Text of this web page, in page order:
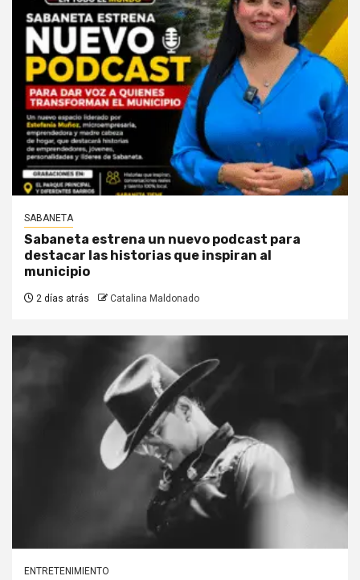
SABANETA
Sabaneta estrena un nuevo podcast para
destacar las historias que inspiran al
municipio
2 días atrás Catalina Maldonado
ENTRETENIMIENTO